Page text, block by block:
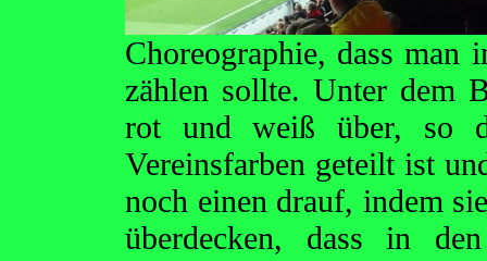
Choreographie, dass
zählen sollte. Unter dem
rot und weiß über, so
Vereinsfarben geteilt ist
noch einen drauf, indem
überdecken, dass in